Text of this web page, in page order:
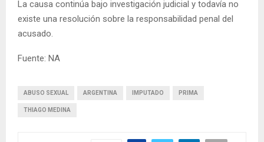
La causa continúa bajo investigación judicial y todavía no
existe una resolución sobre la responsabilidad penal del
acusado.
Fuente: NA
ABUSO SEXUAL ARGENTINA IMPUTADO PRIMA
THIAGO MEDINA